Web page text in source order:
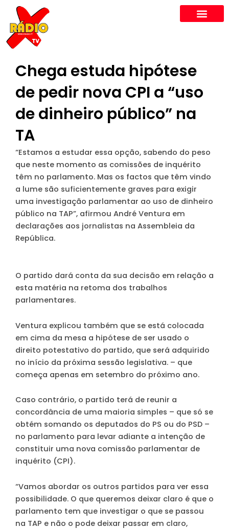
content
Chega estuda hipótese
de pedir nova CPI a “uso
de dinheiro público” na
TA
“Estamos a estudar essa opção, sabendo do peso
que neste momento as comissões de inquérito
têm no parlamento. Mas os factos que têm vindo
a lume são suficientemente graves para exigir
uma investigação parlamentar ao uso de dinheiro
público na TAP”, afirmou André Ventura em
declarações aos jornalistas na Assembleia da
República.
O partido dará conta da sua decisão em relação a
esta matéria na retoma dos trabalhos
parlamentares.
Ventura explicou também que se está colocada
em cima da mesa a hipótese de ser usado o
direito potestativo do partido, que será adquirido
no início da próxima sessão legislativa. – que
começa apenas em setembro do próximo ano.
Caso contrário, o partido terá de reunir a
concordância de uma maioria simples – que só se
obtém somando os deputados do PS ou do PSD –
no parlamento para levar adiante a intenção de
constituir uma nova comissão parlamentar de
inquérito (CPI).
“Vamos abordar os outros partidos para ver essa
possibilidade. O que queremos deixar claro é que o
parlamento tem que investigar o que se passou
na TAP e não o pode deixar passar em claro,